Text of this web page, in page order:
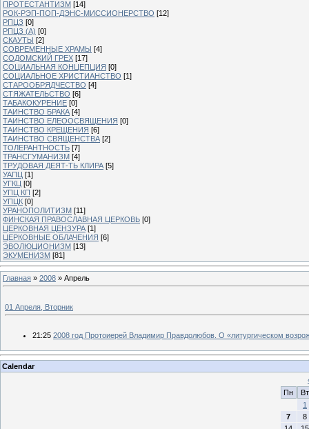
ПРОТЕСТАНТИЗМ [14]
РОК-РЭП-ПОП-ДЭНС-МИССИОНЕРСТВО [12]
РПЦЗ [0]
РПЦЗ (А) [0]
СКАУТЫ [2]
СОВРЕМЕННЫЕ ХРАМЫ [4]
СОДОМСКИЙ ГРЕХ [17]
СОЦИАЛЬНАЯ КОНЦЕПЦИЯ [0]
СОЦИАЛЬНОЕ ХРИСТИАНСТВО [1]
СТАРООБРЯДЧЕСТВО [4]
СТЯЖАТЕЛЬСТВО [6]
ТАБАКОКУРЕНИЕ [0]
ТАИНСТВО БРАКА [4]
ТАИНСТВО ЕЛЕООСВЯЩЕНИЯ [0]
ТАИНСТВО КРЕЩЕНИЯ [6]
ТАИНСТВО СВЯЩЕНСТВА [2]
ТОЛЕРАНТНОСТЬ [7]
ТРАНСГУМАНИЗМ [4]
ТРУДОВАЯ ДЕЯТ-ТЬ КЛИРА [5]
УАПЦ [1]
УГКЦ [0]
УПЦ КП [2]
УПЦК [0]
УРАНОПОЛИТИЗМ [11]
ФИНСКАЯ ПРАВОСЛАВНАЯ ЦЕРКОВЬ [0]
ЦЕРКОВНАЯ ЦЕНЗУРА [1]
ЦЕРКОВНЫЕ ОБЛАЧЕНИЯ [6]
ЭВОЛЮЦИОНИЗМ [13]
ЭКУМЕНИЗМ [81]
Главная » 2008 » Апрель
01 Апреля, Вторник
21:25 2008 год Протоиерей Владимир Правдолюбов. О «литургическом
Calendar
Пн
Вт
1
7
8